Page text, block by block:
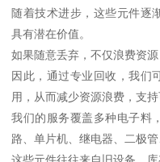
随着技术进步，这些元件逐
具有潜在价值。
如果随意丢弃，不仅浪费资
因此，通过专业回收，我们
用，从而减少资源浪费，支持
我们的服务覆盖多种电子料
路、单片机、继电器、二极管